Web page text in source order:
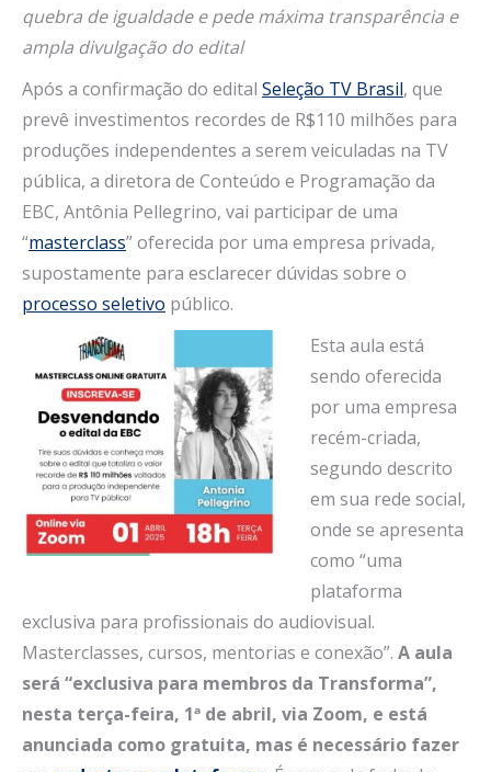
quebra de igualdade e pede máxima transparência e
ampla divulgação do edital
Após a confirmação do edital Seleção TV Brasil, que
prevê investimentos recordes de R$110 milhões para
produções independentes a serem veiculadas na TV
pública, a diretora de Conteúdo e Programação da
EBC, Antônia Pellegrino, vai participar de uma
“masterclass” oferecida por uma empresa privada,
supostamente para esclarecer dúvidas sobre o
processo seletivo público.
Esta aula está
sendo oferecida
por uma empresa
recém-criada,
segundo descrito
em sua rede social,
onde se apresenta
como “uma
plataforma
exclusiva para profissionais do audiovisual.
Masterclasses, cursos, mentorias e conexão”. A aula
será “exclusiva para membros da Transforma”,
nesta terça-feira, 1ª de abril, via Zoom, e está
anunciada como gratuita, mas é necessário fazer